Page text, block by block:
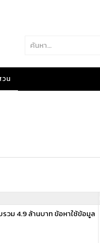
น
วม 4.9 ล้านบาท ข้อหาใช้ข้อมูล